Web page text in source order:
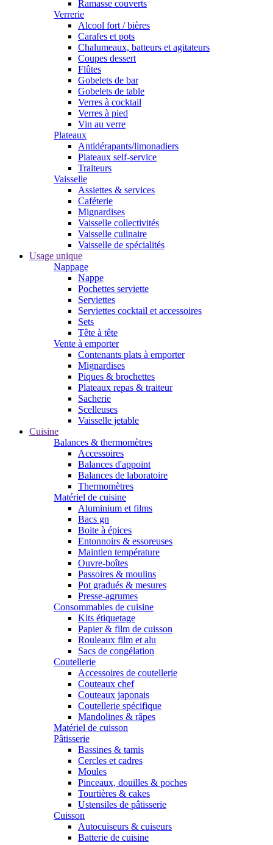
Ramasse couverts
Verrerie
Alcool fort / bières
Carafes et pots
Chalumeaux, batteurs et agitateurs
Coupes dessert
Flûtes
Gobelets de bar
Gobelets de table
Verres à cocktail
Verres à pied
Vin au verre
Plateaux
Antidérapants/limonadiers
Plateaux self-service
Traiteurs
Vaisselle
Assiettes & services
Caféterie
Mignardises
Vaisselle collectivités
Vaisselle culinaire
Vaisselle de spécialités
Usage unique
Nappage
Nappe
Pochettes serviette
Serviettes
Serviettes cocktail et accessoires
Sets
Tête à tête
Vente à emporter
Contenants plats à emporter
Mignardises
Piques & brochettes
Plateaux repas & traiteur
Sacherie
Scelleuses
Vaisselle jetable
Cuisine
Balances & thermomètres
Accessoires
Balances d'appoint
Balances de laboratoire
Thermomètres
Matériel de cuisine
Aluminium et films
Bacs gn
Boite à épices
Entonnoirs & essoreuses
Maintien température
Ouvre-boîtes
Passoires & moulins
Pot gradués & mesures
Presse-agrumes
Consommables de cuisine
Kits étiquetage
Papier & film de cuisson
Rouleaux film et alu
Sacs de congélation
Coutellerie
Accessoires de coutellerie
Couteaux chef
Couteaux japonais
Coutellerie spécifique
Mandolines & râpes
Matériel de cuisson
Pâtisserie
Bassines & tamis
Cercles et cadres
Moules
Pinceaux, douilles & poches
Tourtières & cakes
Ustensiles de pâtisserie
Cuisson
Autocuiseurs & cuiseurs
Batterie de cuisine